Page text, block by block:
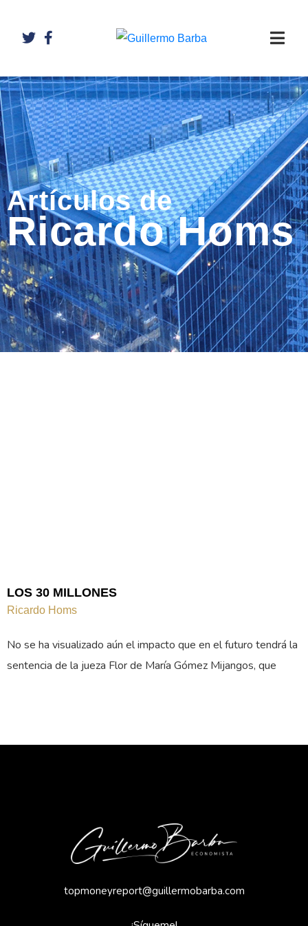
Artículos de
Ricardo Homs
LOS 30 MILLONES
Ricardo Homs
No se ha visualizado aún el impacto que en el futuro tendrá la
sentencia de la jueza Flor de María Gómez Mijangos, que
topmoneyreport@guillermobarba.com